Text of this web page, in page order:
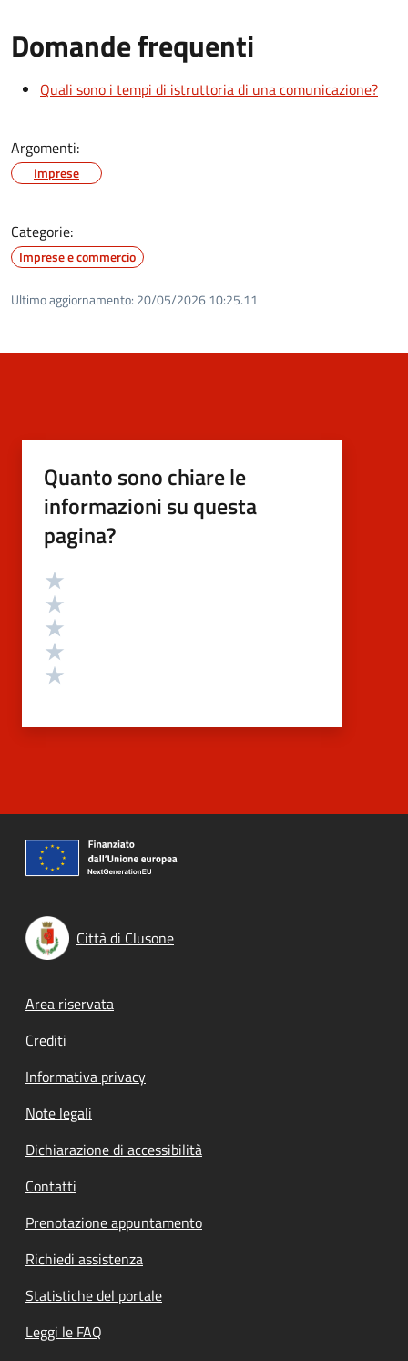
Domande frequenti
Quali sono i tempi di istruttoria di una comunicazione?
Argomenti:
Imprese
Categorie:
Imprese e commercio
Ultimo aggiornamento: 20/05/2026 10:25.11
Quanto sono chiare le
informazioni su questa
pagina?
Valutazione
Città di Clusone
Footer menu
Area riservata
Crediti
Informativa privacy
Note legali
Dichiarazione di accessibilità
Contatti
Prenotazione appuntamento
Richiedi assistenza
Statistiche del portale
Leggi le FAQ